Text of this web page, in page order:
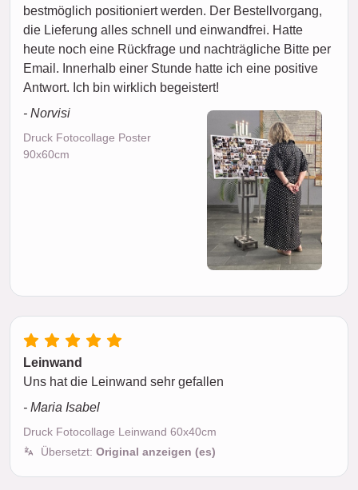
bestmöglich positioniert werden. Der Bestellvorgang,
die Lieferung alles schnell und einwandfrei. Hatte
heute noch eine Rückfrage und nachträgliche Bitte per
Email. Innerhalb einer Stunde hatte ich eine positive
Antwort. Ich bin wirklich begeistert!
- Norvisi
Druck Fotocollage Poster
90x60cm
Leinwand
Uns hat die Leinwand sehr gefallen
- Maria Isabel
Druck Fotocollage Leinwand 60x40cm
Übersetzt: Original anzeigen (es)